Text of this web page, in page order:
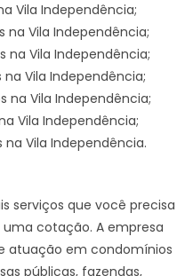
Vila Independência;
Vila Independência;
na Vila Independência;
Vila Independência;
na Vila Independência;
Vila Independência;
Vila Independência.
serviços que você precisa
cotação. A empresa
atuação em condomínios
públicas, fazendas,